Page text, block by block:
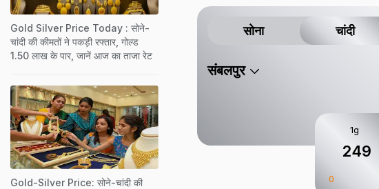
करता है.
सोना चांदी
संबलपुर
1g
₹ 249
0
Gold Silver Price Today : सोने-
चांदी की कीमतों ने पकड़ी रफ्तार, गोल्ड
1.50 लाख के पार, जानें आज का ताजा रेट
Gold-Silver Price: सोने-चांदी की